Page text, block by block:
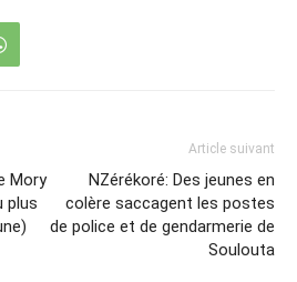
Mory
plus
Article suivant
NZérékoré: Des jeunes en
colère saccagent les postes
de police et de gendarmerie de
Soulouta